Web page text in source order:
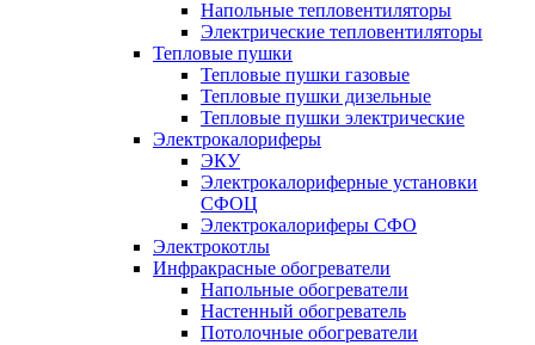
Напольные тепловентиляторы
Электрические тепловентиляторы
Тепловые пушки
Тепловые пушки газовые
Тепловые пушки дизельные
Тепловые пушки электрические
Электрокалориферы
ЭКУ
Электрокалориферные установки
СФОЦ
Электрокалориферы СФО
Электрокотлы
Инфракрасные обогреватели
Напольные обогреватели
Настенный обогреватель
Потолочные обогреватели